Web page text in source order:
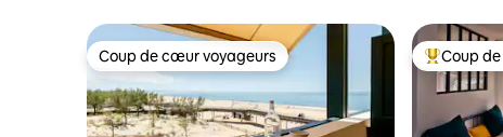
Coup de cœur voyageurs
Coup de cœur voyageurs Coup de
Coup